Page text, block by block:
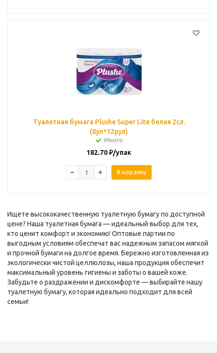
Туалетная бумага Plushe Super Lite белая 2сл.
(8уп*12рул)
Много
182.70₽/упак
В корзину
Ищете высококачественную туалетную бумагу по доступной
цене? Наша туалетная бумага — идеальный выбор для тех,
кто ценит комфорт и экономию! Оптовые партии по
выгодным условиям обеспечат вас надежным запасом мягкой
и прочной бумаги на долгое время. Бережно изготовленная из
экологически чистой целлюлозы, наша продукция обеспечит
максимальный уровень гигиены и заботы о вашей коже.
Забудьте о раздражении и дискомфорте — выбирайте нашу
туалетную бумагу, которая идеально подходит для всей
семьи!